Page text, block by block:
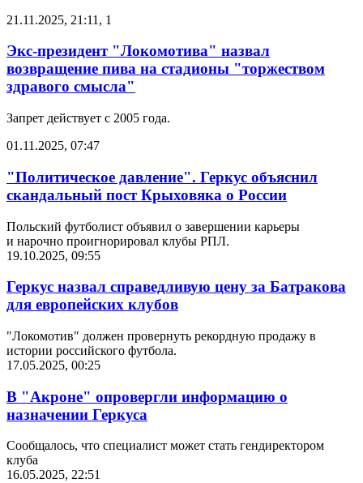
21.11.2025, 21:11 , 1
Экс-президент "Локомотива" назвал
возвращение пива на стадионы "торжеством
здравого смысла"
Запрет действует с 2005 года.
01.11.2025, 07:47
"Политическое давление". Геркус объяснил
скандальный пост Крыховяка о России
Польский футболист объявил о завершении карьеры
и нарочно проигнорировал клубы РПЛ.
19.10.2025, 09:55
Геркус назвал справедливую цену за Батракова
для европейских клубов
"Локомотив" должен провернуть рекордную продажу в
истории российского футбола.
17.05.2025, 00:25
В "Акроне" опровергли информацию о
назначении Геркуса
Сообщалось, что специалист может стать гендиректором
клуба
16.05.2025, 22:51